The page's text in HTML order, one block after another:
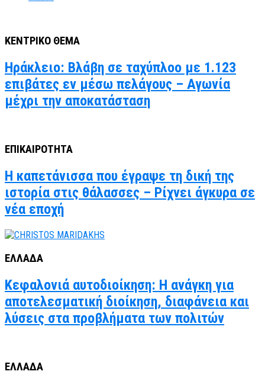
ΚΕΝΤΡΙΚΟ ΘΕΜΑ
Ηράκλειο: Βλάβη σε ταχύπλοο με 1.123
επιβάτες εν μέσω πελάγους – Αγωνία
μέχρι την αποκατάσταση
ΕΠΙΚΑΙΡΟΤΗΤΑ
Η καπετάνισσα που έγραψε τη δική της
ιστορία στις θάλασσες – Ρίχνει άγκυρα σε
νέα εποχή
ΕΛΛΑΔΑ
Κεφαλονιά αυτοδιοίκηση: Η ανάγκη για
αποτελεσματική διοίκηση, διαφάνεια και
λύσεις στα προβλήματα των πολιτών
ΕΛΛΑΔΑ